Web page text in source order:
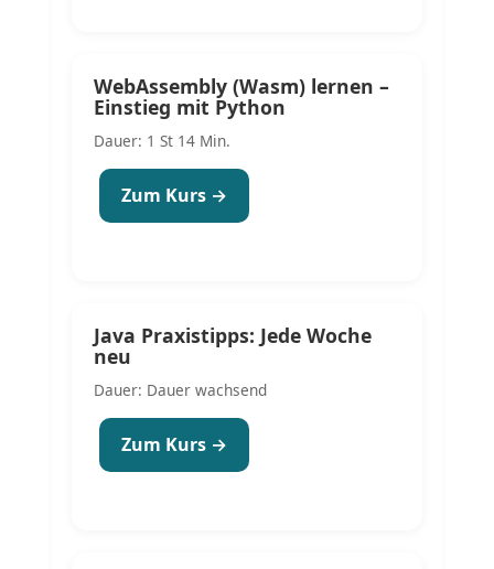
WebAssembly (Wasm) lernen –
Einstieg mit Python
Dauer: 1 St 14 Min.
Zum Kurs →
Java Praxistipps: Jede Woche
neu
Dauer: Dauer wachsend
Zum Kurs →